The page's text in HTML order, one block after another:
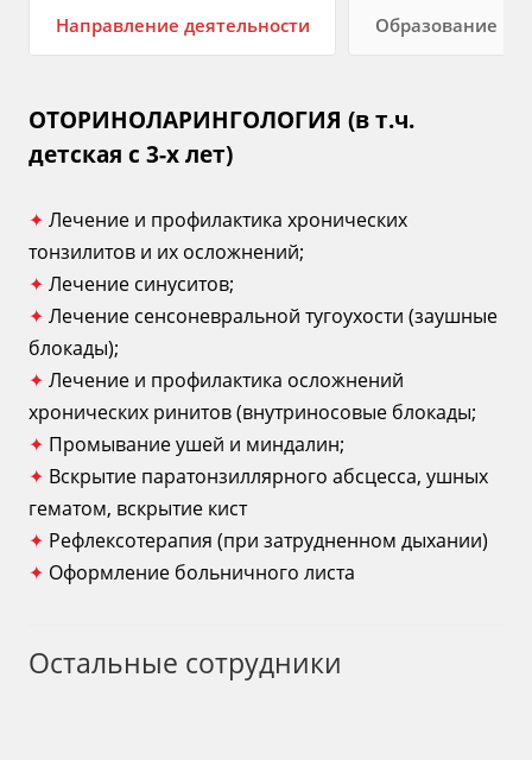
Направление деятельности Образование
ОТОРИНОЛАРИНГОЛОГИЯ (в т.ч.
детская с 3-х лет)
✦ Лечение и профилактика хронических
тонзилитов и их осложнений;
✦ Лечение синуситов;
✦ Лечение сенсоневральной тугоухости (заушные
блокады);
✦ Лечение и профилактика осложнений
хронических ринитов (внутриносовые блокады;
✦ Промывание ушей и миндалин;
✦ Вскрытие паратонзиллярного абсцесса, ушных
гематом, вскрытие кист
✦ Рефлексотерапия (при затрудненном дыхании)
✦ Оформление больничного листа
Остальные сотрудники